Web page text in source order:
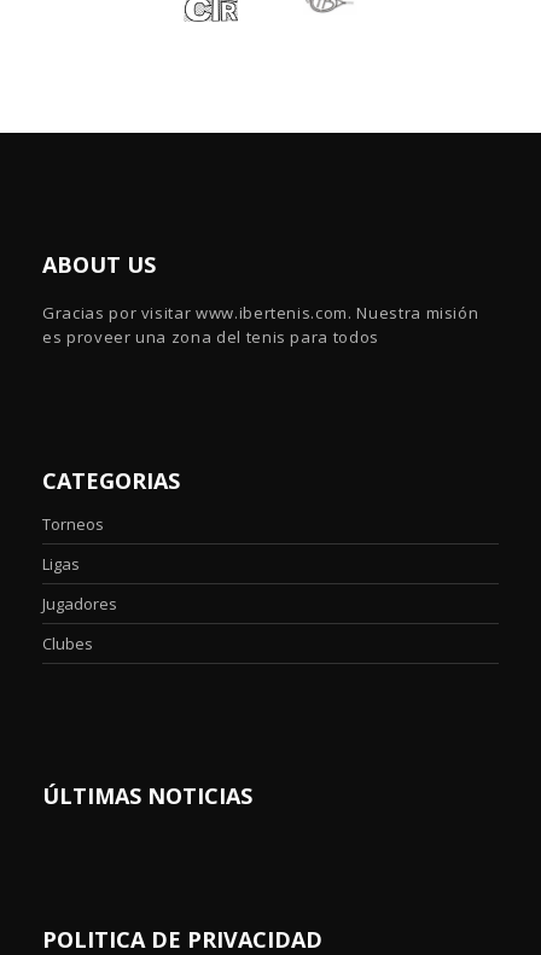
ABOUT US
Gracias por visitar www.ibertenis.com. Nuestra misión
es proveer una zona del tenis para todos
CATEGORIAS
Torneos
Ligas
Jugadores
Clubes
ÚLTIMAS NOTICIAS
POLITICA DE PRIVACIDAD